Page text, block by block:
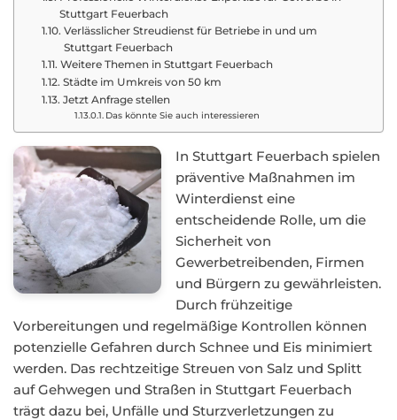
Stuttgart Feuerbach
Verlässlicher Streudienst für Betriebe in und um
Stuttgart Feuerbach
Weitere Themen in Stuttgart Feuerbach
Städte im Umkreis von 50 km
Jetzt Anfrage stellen
Das könnte Sie auch interessieren
In Stuttgart Feuerbach spielen
präventive Maßnahmen im
Winterdienst eine
entscheidende Rolle, um die
Sicherheit von
Gewerbetreibenden, Firmen
und Bürgern zu gewährleisten.
Durch frühzeitige
Vorbereitungen und regelmäßige Kontrollen können
potenzielle Gefahren durch Schnee und Eis minimiert
werden. Das rechtzeitige Streuen von Salz und Splitt
auf Gehwegen und Straßen in Stuttgart Feuerbach
trägt dazu bei, Unfälle und Sturzverletzungen zu